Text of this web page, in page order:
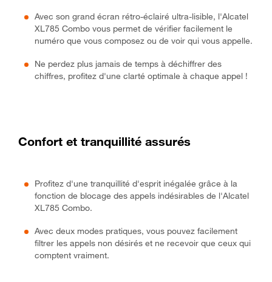
Avec son grand écran rétro-éclairé ultra-lisible, l'Alcatel
XL785 Combo vous permet de vérifier facilement le
numéro que vous composez ou de voir qui vous appelle.
Ne perdez plus jamais de temps à déchiffrer des
chiffres, profitez d'une clarté optimale à chaque appel !
Confort et tranquillité assurés
Profitez d'une tranquillité d'esprit inégalée grâce à la
fonction de blocage des appels indésirables de l'Alcatel
XL785 Combo.
Avec deux modes pratiques, vous pouvez facilement
filtrer les appels non désirés et ne recevoir que ceux qui
comptent vraiment.